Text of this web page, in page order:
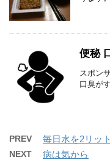
便秘
スポン
口臭が
PREV 毎日水を2リッ
NEXT 病は気から